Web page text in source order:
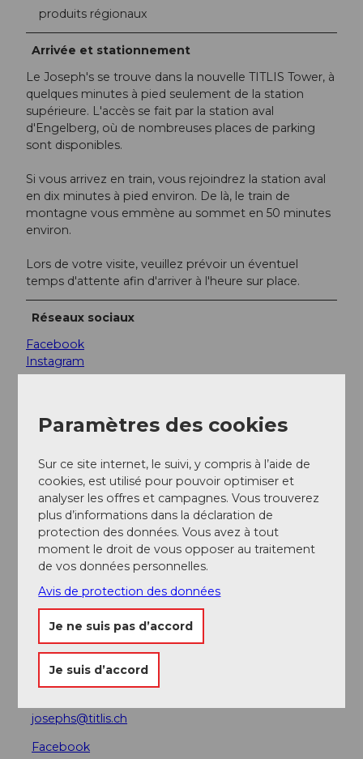
produits régionaux
Arrivée et stationnement
Le Joseph's se trouve dans la nouvelle TITLIS Tower, à
quelques minutes à pied seulement de la station
supérieure. L'accès se fait par la station aval
d'Engelberg, où de nombreuses places de parking
sont disponibles.
Si vous arrivez en train, vous rejoindrez la station aval
en dix minutes à pied environ. De là, le train de
montagne vous emmène au sommet en 50 minutes
environ.
Lors de votre visite, veuillez prévoir un éventuel
temps d'attente afin d'arriver à l'heure sur place.
Réseaux sociaux
Facebook
Instagram
A proximité Regarder sur la carte
A voir
Excursions
Adresse
Joseph's Restaurant
josephs@titlis.ch
Facebook
Paramètres des cookies
Sur ce site internet, le suivi, y compris à l’aide de
cookies, est utilisé pour pouvoir optimiser et
analyser les offres et campagnes. Vous trouverez
plus d’informations dans la déclaration de
protection des données. Vous avez à tout
moment le droit de vous opposer au traitement
de vos données personnelles.
Avis de protection des données
Je ne suis pas d’accord
Je suis d’accord